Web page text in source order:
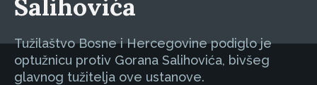
Salihovića
Tužilaštvo Bosne i Hercegovine podiglo je
optužnicu protiv Gorana Salihovića, bivšeg
glavnog tužitelja ove ustanove.